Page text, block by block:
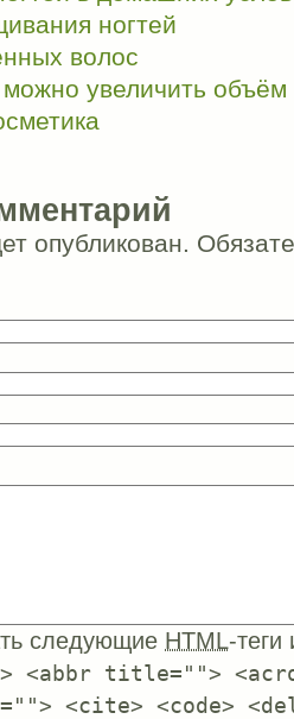
ногтей
волос
увеличить объём
опубликован.
следующие HTML-
<abbr title="">
<cite> <code>